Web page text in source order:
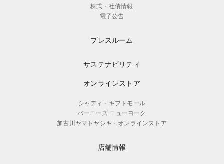
株式・社債情報
電子公告
プレスルーム
サステナビリティ
オンラインストア
シャディ・ギフトモール
バーニーズ ニューヨーク
加古川ヤマトヤシキ・オンラインストア
店舗情報